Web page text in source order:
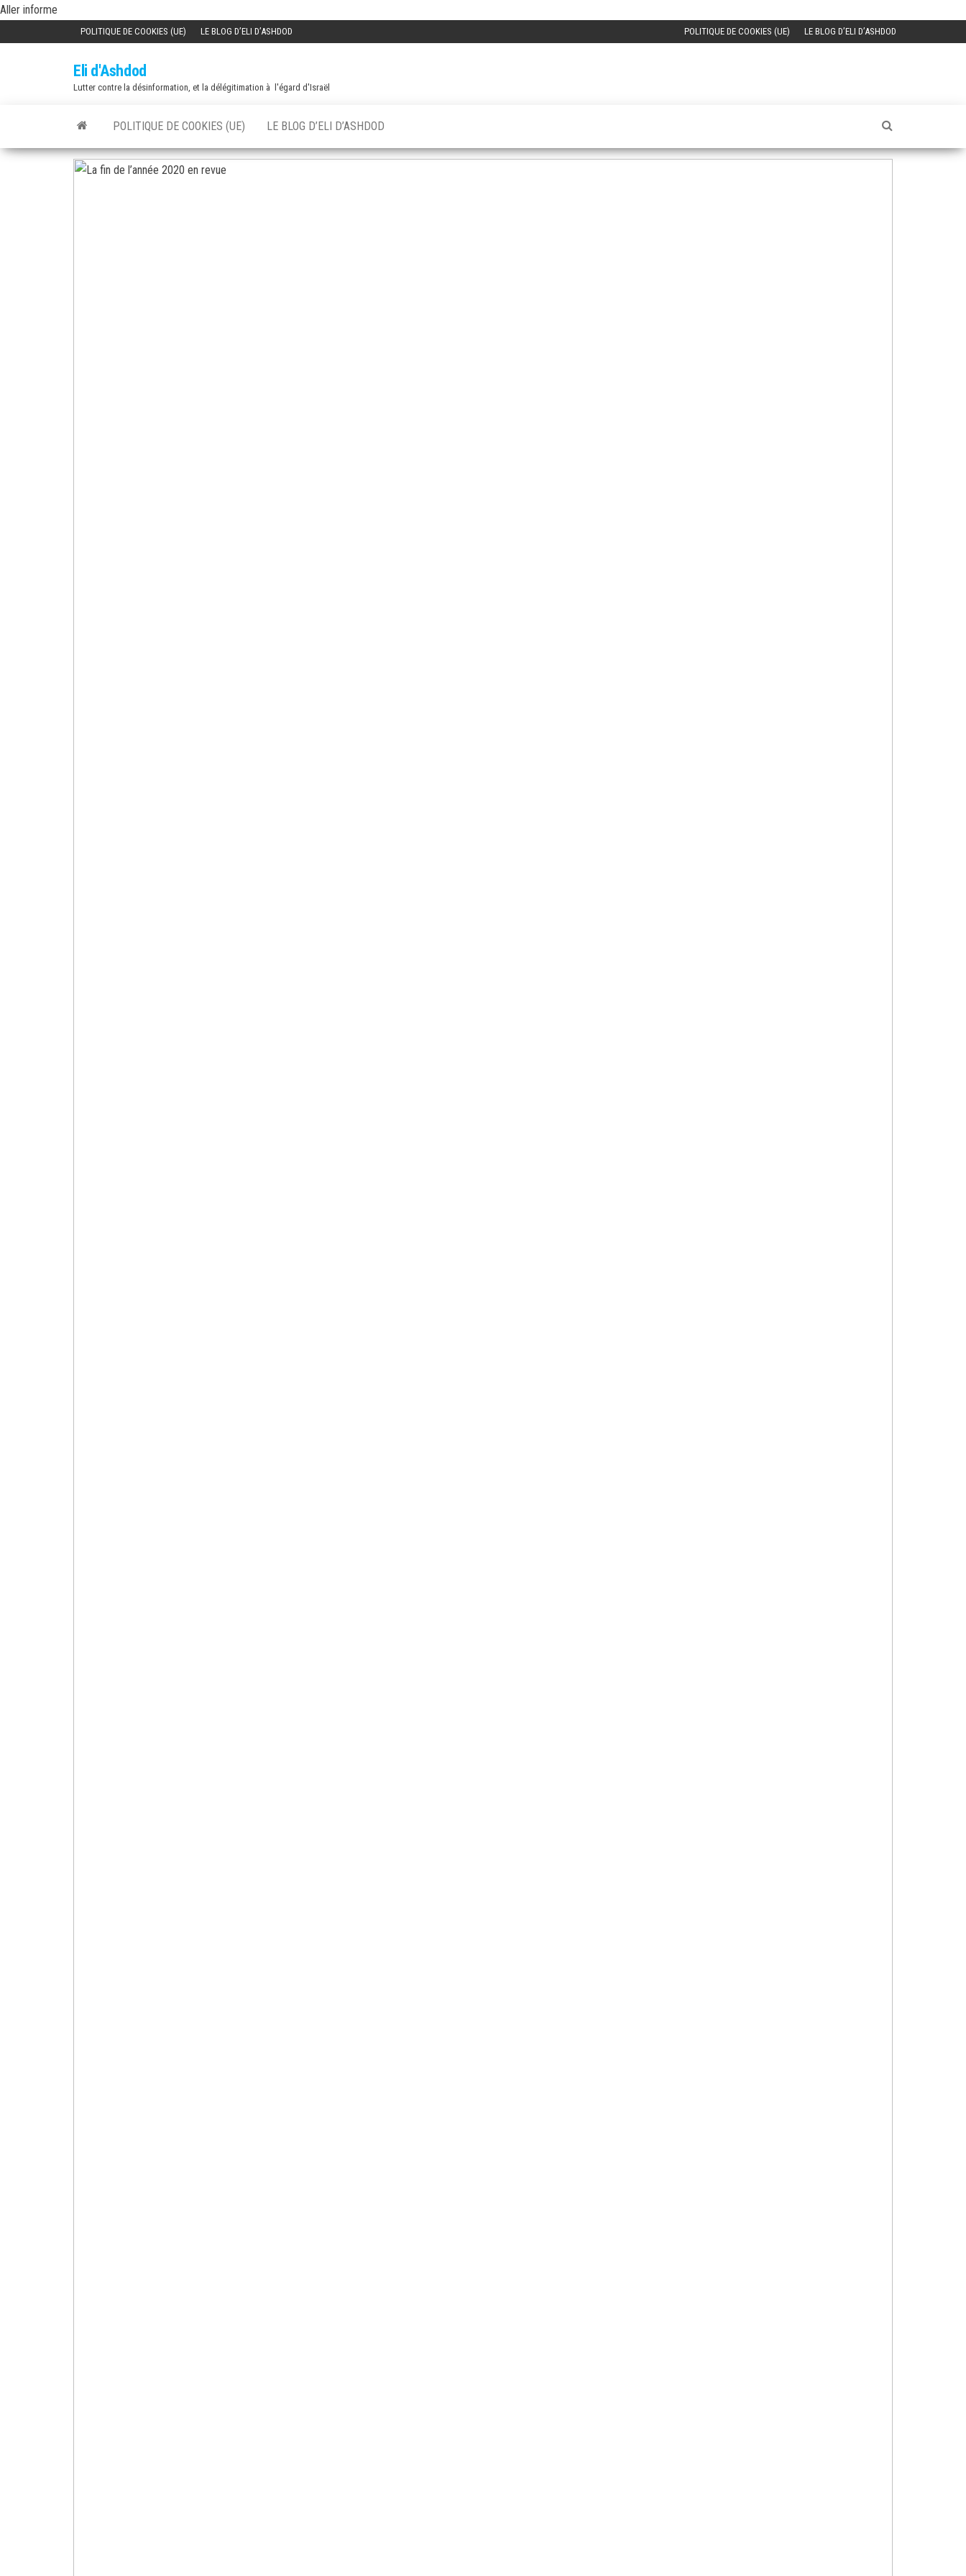
Aller informe
content
POLITIQUE DE COOKIES (UE) LE BLOG D’ELI D’ASHDOD POLITIQUE DE COOKIES (UE) LE BLOG D’ELI D’ASHDOD
Eli d'Ashdod
Lutter contre la désinformation, et la délégitimation à l'égard d'Israël
POLITIQUE DE COOKIES (UE) LE BLOG D’ELI D’ASHDOD